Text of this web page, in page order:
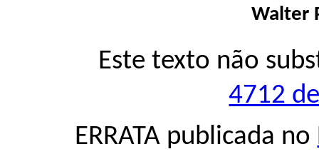
Walter
Este texto não
4712
ERRATA publicada no